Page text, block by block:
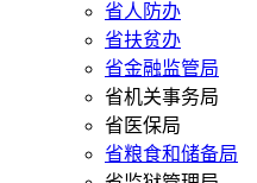
省人防办
省扶贫办
省金融监管局
省机关事务局
省医保局
省粮食和储备局